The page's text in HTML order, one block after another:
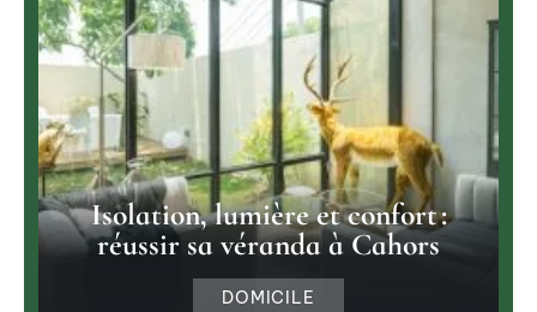
Isolation, lumière et confort :
réussir sa véranda à Cahors
DOMICILE